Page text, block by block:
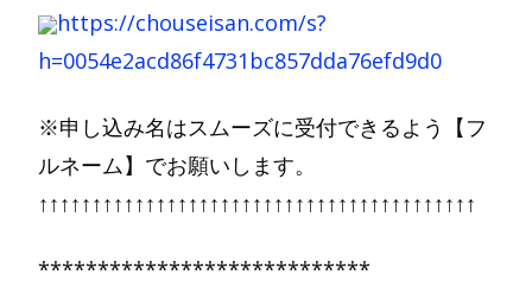
https://chouseisan.com/s?
h=0054e2acd86f4731bc857dda76efd9d0
※申し込み名はスムーズに受付できるよう【フ
ルネーム】でお願いします。
↑↑↑↑↑↑↑↑↑↑↑↑↑↑↑↑↑↑↑↑↑↑↑↑↑↑↑↑↑↑↑↑↑↑↑↑↑↑↑↑↑
****************************